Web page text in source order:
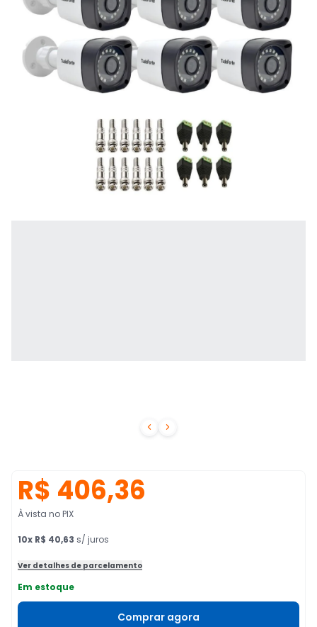
 
R$ 406,36
À vista no PIX
10x R$ 40,63 s/ juros
Ver detalhes de parcelamento
Em estoque
Comprar agora